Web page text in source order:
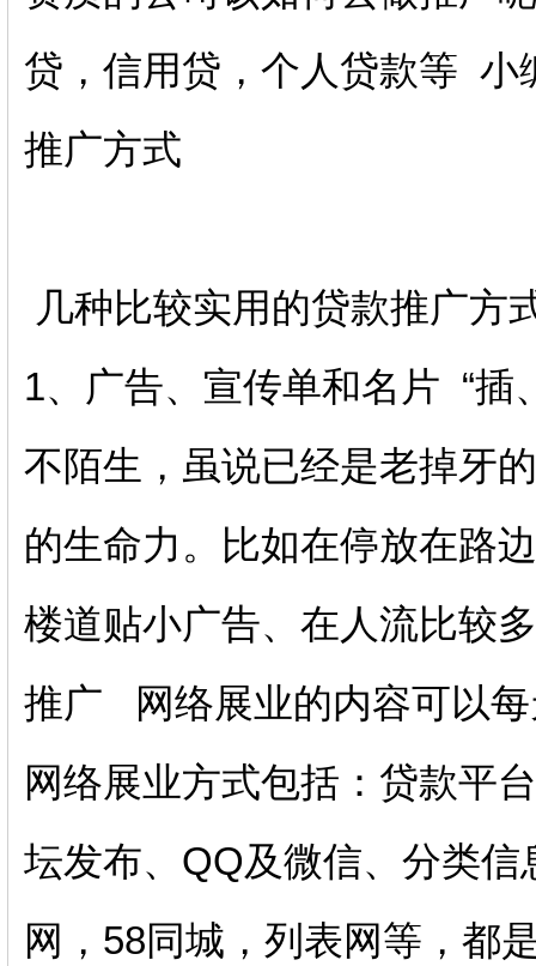
贷，信用贷，个人贷款等 小
推广方式
几种比较实用的贷款推广
1、广告、宣传单和名片 “插
不陌生，虽说已经是老掉牙
的生命力。比如在停放在路
楼道贴小广告、在人流比较
推广 网络展业的内容可以
网络展业方式包括：贷款平
坛发布、QQ及微信、分类
网，58同城，列表网等，都